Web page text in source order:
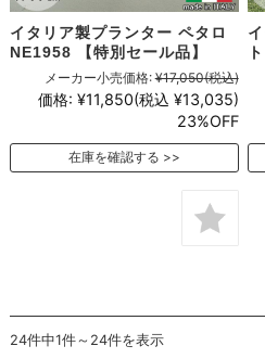
イタリア製プランター ペタロ
NE1958 【特別セール品】
メーカー小売価格: ¥17,050(税込)
価格: ¥11,850(税込 ¥13,035)
23%OFF
在庫を確認する
24件中1件～24件を表示